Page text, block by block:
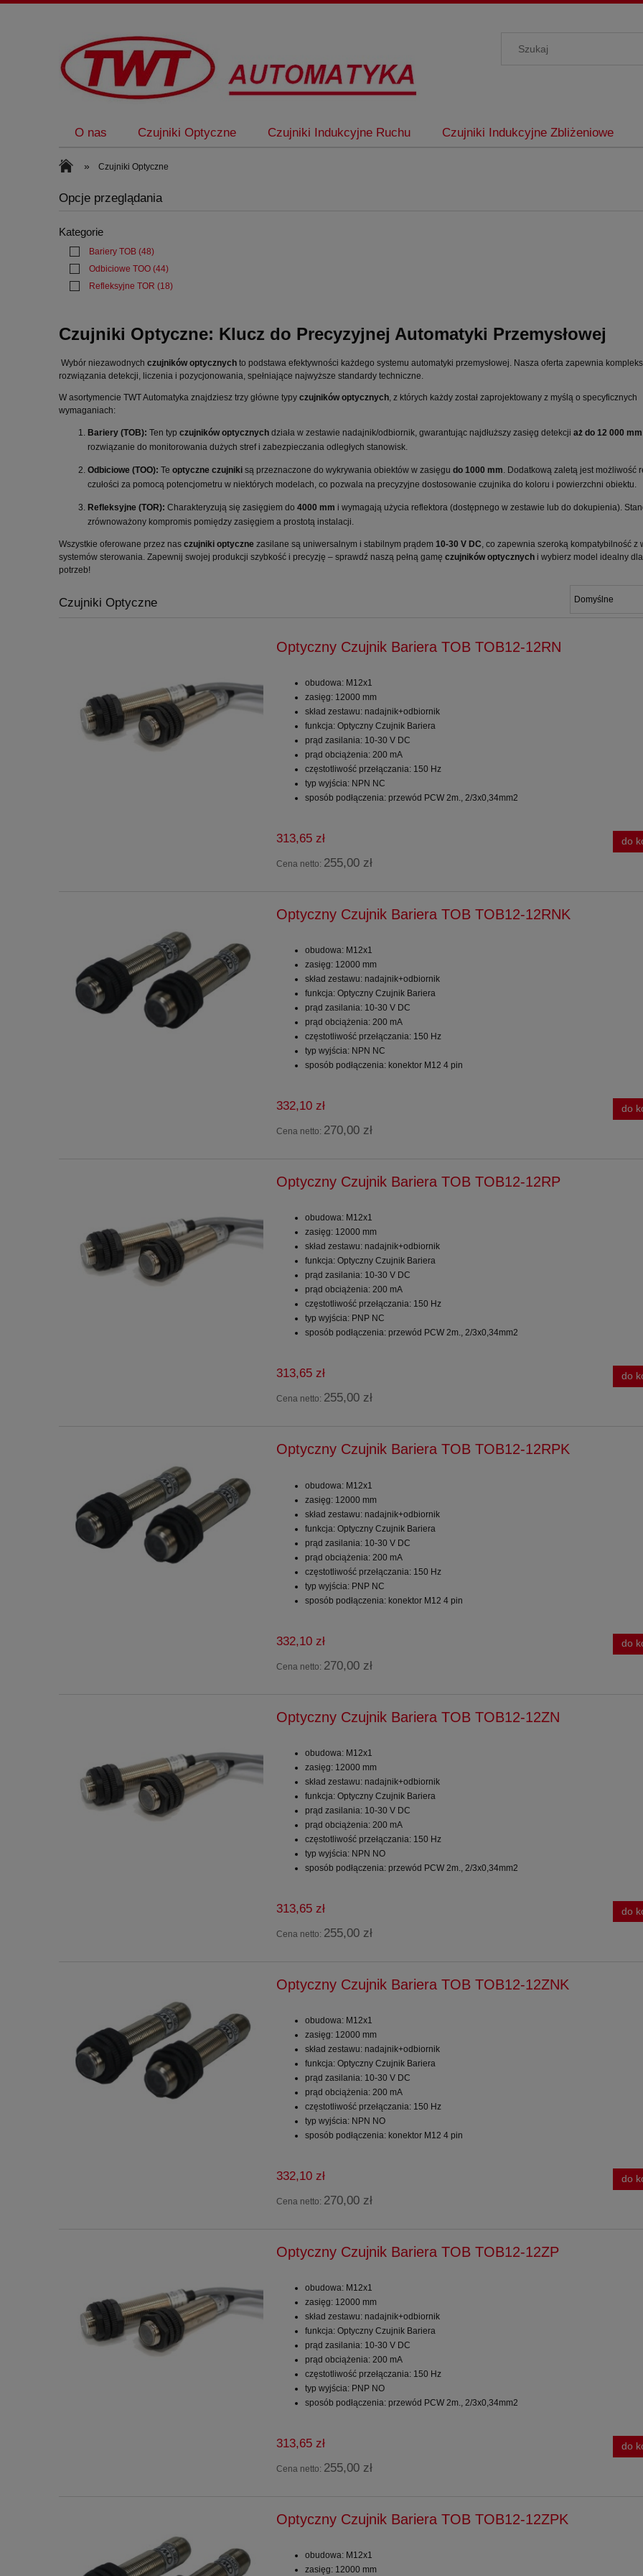
O nas Czujniki Optyczne Czujniki Indukcyjne Ruchu Czujniki Indukcyjne Zbliżeniowe
» Czujniki Optyczne
Opcje przeglądania
Kategorie
Bariery TOB (48)
Odbiciowe TOO (44)
Refleksyjne TOR (18)
Czujniki Optyczne: Klucz do Precyzyjnej Automatyki Przemysłowej
Wybór niezawodnych czujników optycznych to podstawa efektywności każdego systemu automatyki przemysłowej. Nasza oferta zapewnia
rozwiązania detekcji, liczenia i pozycjonowania, spełniające najwyższe standardy techniczne.
W asortymencie TWT Automatyka znajdziesz trzy główne typy czujników optycznych , z których każdy został zaprojektowany z myślą o specyficznych
wymaganiach:
Bariery (TOB): Ten typ czujników optycznych działa w zestawie nadajnik/odbiornik, gwarantując najdłuższy zasięg detekcji aż do 12 000 mm
rozwiązanie do monitorowania dużych stref i zabezpieczania odległych stanowisk.
Odbiciowe (TOO): Te optyczne czujniki są przeznaczone do wykrywania obiektów w zasięgu do 1000 mm . Dodatkową zaletą jest możliwość
czułości za pomocą potencjometru w niektórych modelach, co pozwala na precyzyjne dostosowanie czujnika do koloru i powierzchni obiektu.
Refleksyjne (TOR): Charakteryzują się zasięgiem do 4000 mm i wymagają użycia reflektora (dostępnego w zestawie lub do dokupienia).
zrównoważony kompromis pomiędzy zasięgiem a prostotą instalacji.
Wszystkie oferowane przez nas czujniki optyczne zasilane są uniwersalnym i stabilnym prądem 10-30 V DC , co zapewnia szeroką kompatybilność z
systemów sterowania. Zapewnij swojej produkcji szybkość i precyzję – sprawdź naszą pełną gamę czujników optycznych i wybierz model idealny
potrzeb!
Czujniki Optyczne
Optyczny Czujnik Bariera TOB TOB12-12RN
obudowa: M12x1
zasięg: 12000 mm
skład zestawu: nadajnik+odbiornik
funkcja: Optyczny Czujnik Bariera
prąd zasilania: 10-30 V DC
prąd obciążenia: 200 mA
częstotliwość przełączania: 150 Hz
typ wyjścia: NPN NC
sposób podłączenia: przewód PCW 2m., 2/3x0,34mm2
313,65 zł
Cena netto: 255,00 zł
do
Optyczny Czujnik Bariera TOB TOB12-12RNK
obudowa: M12x1
zasięg: 12000 mm
skład zestawu: nadajnik+odbiornik
funkcja: Optyczny Czujnik Bariera
prąd zasilania: 10-30 V DC
prąd obciążenia: 200 mA
częstotliwość przełączania: 150 Hz
typ wyjścia: NPN NC
sposób podłączenia: konektor M12 4 pin
332,10 zł
Cena netto: 270,00 zł
do
Optyczny Czujnik Bariera TOB TOB12-12RP
obudowa: M12x1
zasięg: 12000 mm
skład zestawu: nadajnik+odbiornik
funkcja: Optyczny Czujnik Bariera
prąd zasilania: 10-30 V DC
prąd obciążenia: 200 mA
częstotliwość przełączania: 150 Hz
typ wyjścia: PNP NC
sposób podłączenia: przewód PCW 2m., 2/3x0,34mm2
313,65 zł
Cena netto: 255,00 zł
do
Optyczny Czujnik Bariera TOB TOB12-12RPK
obudowa: M12x1
zasięg: 12000 mm
skład zestawu: nadajnik+odbiornik
funkcja: Optyczny Czujnik Bariera
prąd zasilania: 10-30 V DC
prąd obciążenia: 200 mA
częstotliwość przełączania: 150 Hz
typ wyjścia: PNP NC
sposób podłączenia: konektor M12 4 pin
332,10 zł
Cena netto: 270,00 zł
do
Optyczny Czujnik Bariera TOB TOB12-12ZN
obudowa: M12x1
zasięg: 12000 mm
skład zestawu: nadajnik+odbiornik
funkcja: Optyczny Czujnik Bariera
prąd zasilania: 10-30 V DC
prąd obciążenia: 200 mA
częstotliwość przełączania: 150 Hz
typ wyjścia: NPN NO
sposób podłączenia: przewód PCW 2m., 2/3x0,34mm2
313,65 zł
Cena netto: 255,00 zł
do
Optyczny Czujnik Bariera TOB TOB12-12ZNK
obudowa: M12x1
zasięg: 12000 mm
skład zestawu: nadajnik+odbiornik
funkcja: Optyczny Czujnik Bariera
prąd zasilania: 10-30 V DC
prąd obciążenia: 200 mA
częstotliwość przełączania: 150 Hz
typ wyjścia: NPN NO
sposób podłączenia: konektor M12 4 pin
332,10 zł
Cena netto: 270,00 zł
do
Optyczny Czujnik Bariera TOB TOB12-12ZP
obudowa: M12x1
zasięg: 12000 mm
skład zestawu: nadajnik+odbiornik
funkcja: Optyczny Czujnik Bariera
prąd zasilania: 10-30 V DC
prąd obciążenia: 200 mA
częstotliwość przełączania: 150 Hz
typ wyjścia: PNP NO
sposób podłączenia: przewód PCW 2m., 2/3x0,34mm2
313,65 zł
Cena netto: 255,00 zł
do
Optyczny Czujnik Bariera TOB TOB12-12ZPK
obudowa: M12x1
zasięg: 12000 mm